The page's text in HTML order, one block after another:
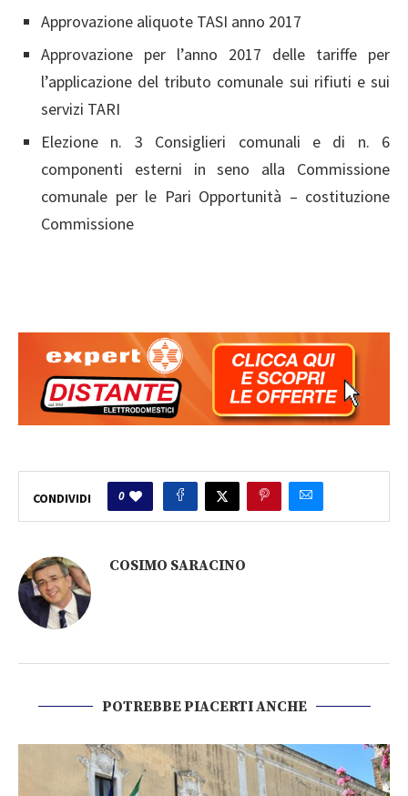
Approvazione aliquote TASI anno 2017
Approvazione per l’anno 2017 delle tariffe per
l’applicazione del tributo comunale sui rifiuti e sui
servizi TARI
Elezione n. 3 Consiglieri comunali e di n. 6
componenti esterni in seno alla Commissione
comunale per le Pari Opportunità – costituzione
Commissione
CONDIVIDI 0
COSIMO SARACINO
POTREBBE PIACERTI ANCHE